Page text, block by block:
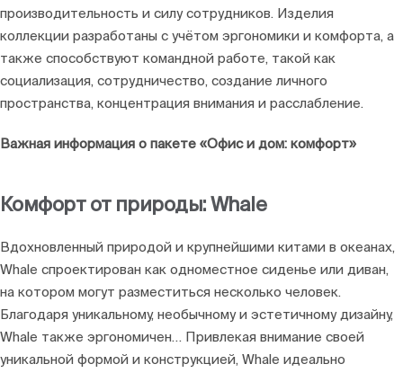
производительность и силу сотрудников. Изделия
коллекции разработаны с учётом эргономики и комфорта, а
также способствуют командной работе, такой как
социализация, сотрудничество, создание личного
пространства, концентрация внимания и расслабление.
Важная информация о пакете «Офис и дом: комфорт»
Комфорт от природы: Whale
Вдохновленный природой и крупнейшими китами в океанах,
Whale спроектирован как одноместное сиденье или диван,
на котором могут разместиться несколько человек.
Благодаря уникальному, необычному и эстетичному дизайну,
Whale также эргономичен… Привлекая внимание своей
уникальной формой и конструкцией, Whale идеально